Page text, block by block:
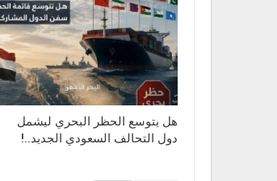
هل يتوسع الحظر البحري ليشمل
دول التحالف السعودي الجديد..!